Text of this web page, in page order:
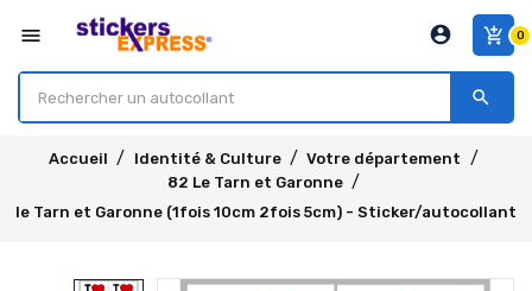
menu add_shopping_cart 0
account_circle
search
Accueil Identité & Culture
Votre département
82 Le Tarn et Garonne
le Tarn et Garonne (1fois 10cm 2fois 5cm) - Sticker/autocollant